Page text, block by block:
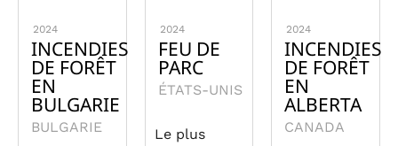
2024
INCENDIES
DE FORÊT
EN
BULGARIE
BULGARIE
2024
FEU DE
PARC
ÉTATS-UNIS
Le plus
2024
INCENDIES
DE FORÊT
EN
ALBERTA
CANADA